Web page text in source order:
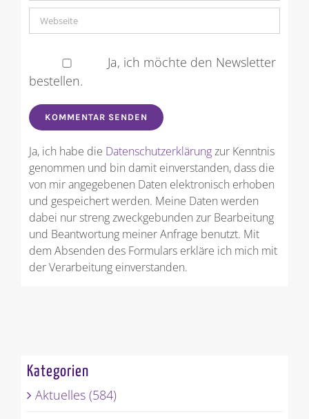
Ja, ich möchte den Newsletter
bestellen.
Ja, ich habe die Datenschutzerklärungzur Kenntnis
genommen und bin damit einverstanden, dass die
von mir angegebenen Daten elektronisch erhoben
und gespeichert werden. Meine Daten werden
dabei nur streng zweckgebunden zur Bearbeitung
und Beantwortung meiner Anfrage benutzt. Mit
dem Absenden des Formulars erkläre ich mich mit
der Verarbeitung einverstanden.
Kategorien
Aktuelles (584)